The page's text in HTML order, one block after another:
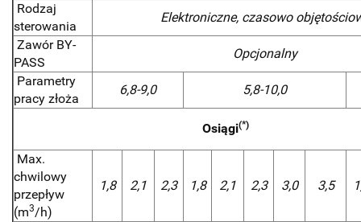
Rodzaj
sterowania
Elektroniczne, czasowo
Zawór BY-
PASS
Opcjonalny
Parametry
pracy złoża
6,8-9,0 5,8-10,0
Osiągi(*)
Max.
chwilowy
przepływ
(m3/h)
1,8 2,1 2,3 1,8 2,1 2,3 3,0 3,5